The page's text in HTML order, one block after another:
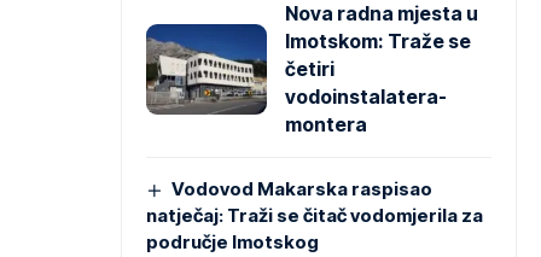
Nova radna mjesta u
Imotskom: Traže se
četiri
vodoinstalatera-
montera
Vodovod Makarska raspisao
natječaj: Traži se čitač vodomjerila za
područje Imotskog